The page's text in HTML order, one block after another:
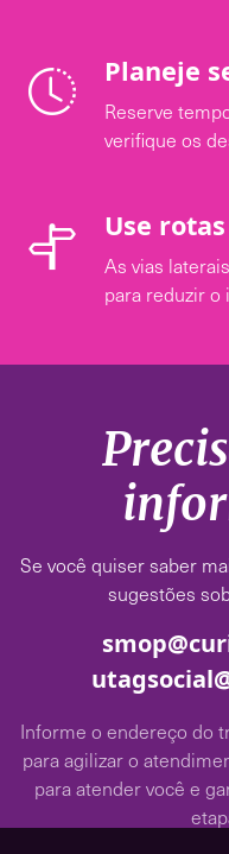
Planeje
Reserve
verifique os
Use
As vias
para reduzir
Se você quiser saber
sugestões
Informe o endereço do
para agilizar o
para atender você e